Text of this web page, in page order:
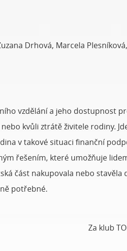
Drhová, Marcela
vzdělání a jeho dostupnost
kvůli ztrátě živitele rodiny.
v takové situaci finanční
řešením, které umožňuje
část nakupovala nebo stavěla
potřebné.
Za klub